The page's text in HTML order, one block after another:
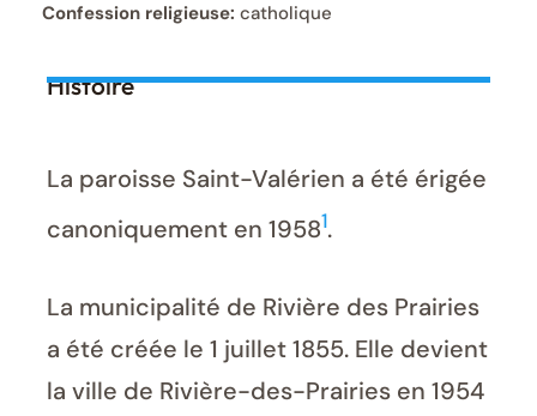
Confession religieuse: catholique
Histoire
La paroisse Saint-Valérien a été érigée
canoniquement en 19581.
La municipalité de Rivière des Prairies
a été créée le 1 juillet 1855. Elle devient
la ville de Rivière-des-Prairies en 1954